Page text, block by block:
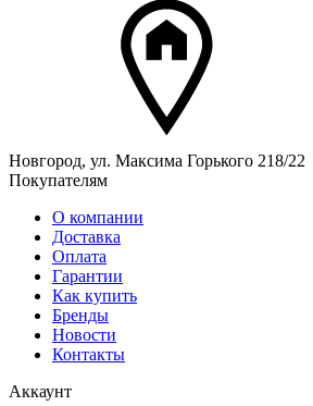
Новгород, ул. Максима Горького 218/22
Покупателям
О компании
Доставка
Оплата
Гарантии
Как купить
Бренды
Новости
Контакты
Аккаунт